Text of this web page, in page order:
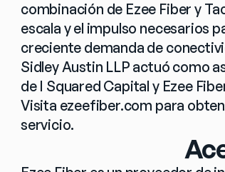
combinación de Ezee Fiber y
escala y el impulso necesarios
creciente demanda de
Sidley Austin LLP actuó como
de I Squared Capital y Ezee
Visita ezeefiber.com para
servicio.